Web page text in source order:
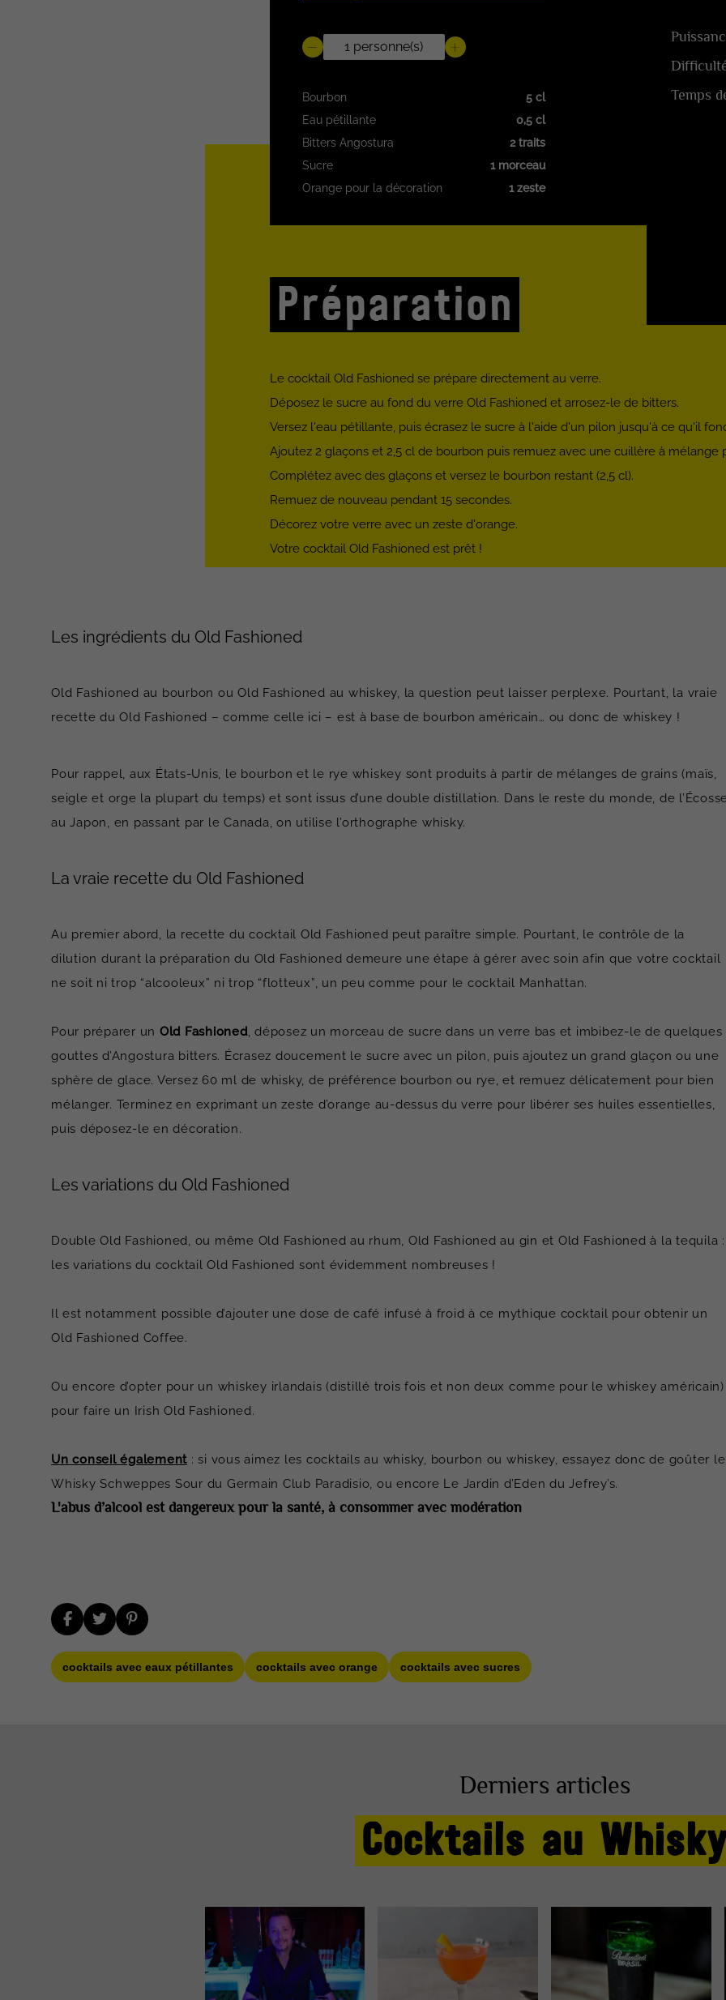
Bourbon
5 cl
Eau pétillante
0,5 cl
Bitters Angostura
2 traits
Sucre
1 morceau
Orange pour la décoration
1 zeste
Temps
Préparation
Le cocktail Old Fashioned se prépare directement au verre.
Déposez le sucre au fond du verre Old Fashioned et arrosez-le de bitters.
Versez l'eau pétillante, puis écrasez le sucre à l'aide d'un pilon jusqu'à ce qu'il
Ajoutez 2 glaçons et 2,5 cl de bourbon puis remuez avec une cuillère à mélange
Complétez avec des glaçons et versez le bourbon restant (2,5 cl).
Remuez de nouveau pendant 15 secondes.
Décorez votre verre avec un zeste d'orange.
Votre cocktail Old Fashioned est prêt !
Les ingrédients du Old Fashioned
Old Fashioned au bourbon ou Old Fashioned au whiskey, la question peut laisser perplexe. Pourtant, la vraie
recette du Old Fashioned – comme celle ici – est à base de bourbon américain… ou donc de whiskey !
Pour rappel, aux États-Unis, le bourbon et le rye whiskey sont produits à partir de mélanges de grains (maïs,
seigle et orge la plupart du temps) et sont issus d’une double distillation. Dans le reste du monde, de
au Japon, en passant par le Canada, on utilise l’orthographe whisky.
La vraie recette du Old Fashioned
Au premier abord, la recette du cocktail Old Fashioned peut paraître simple. Pourtant, le contrôle de la
dilution durant la préparation du Old Fashioned demeure une étape à gérer avec soin afin que votre cocktail
ne soit ni trop “alcooleux” ni trop “flotteux”, un peu comme pour le cocktail Manhattan.
Pour préparer un Old Fashioned, déposez un morceau de sucre dans un verre bas et imbibez-le de quelques
gouttes d’Angostura bitters. Écrasez doucement le sucre avec un pilon, puis ajoutez un grand glaçon ou une
sphère de glace. Versez 60 ml de whisky, de préférence bourbon ou rye, et remuez délicatement pour bien
mélanger. Terminez en exprimant un zeste d’orange au-dessus du verre pour libérer ses huiles essentielles,
puis déposez-le en décoration.
Les variations du Old Fashioned
Double Old Fashioned, ou même Old Fashioned au rhum, Old Fashioned au gin et Old Fashioned à la tequila :
les variations du cocktail Old Fashioned sont évidemment nombreuses !
Il est notamment possible d’ajouter une dose de café infusé à froid à ce mythique cocktail pour obtenir un
Old Fashioned Coffee.
Ou encore d’opter pour un whiskey irlandais (distillé trois fois et non deux comme pour le whiskey américain)
pour faire un Irish Old Fashioned.
Un conseil également : si vous aimez les cocktails au whisky, bourbon ou whiskey, essayez donc de goûter le
Whisky Schweppes Sour du Germain Club Paradisio, ou encore Le Jardin d’Eden du Jefrey’s.
L'abus d’alcool est dangereux pour la santé, à consommer avec modération
cocktails avec eaux pétillantes cocktails avec orange cocktails avec sucres
Derniers articles
Cocktails au